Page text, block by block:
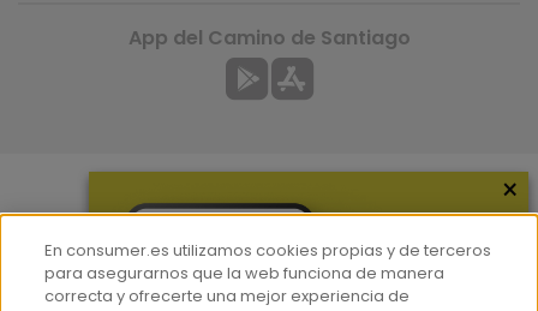
Más información
¿Quiénes somos?
Hemeroteca
App del Camino de Santiago
×
En consumer.es utilizamos cookies propias y de terceros
para asegurarnos que la web funciona de manera
correcta y ofrecerte una mejor experiencia de